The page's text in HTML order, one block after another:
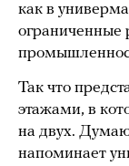
как в
ограниченные
Так что
этажами, в
на двух.
напоминает